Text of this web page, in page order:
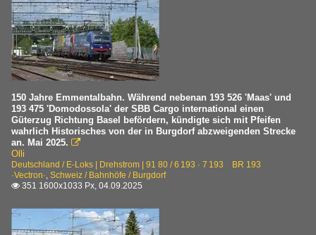
Sonderfahrten und Bahnfeste
2025 | 150 Jahre Emmentalbahn
7 528 RABe 528.2 ·BLS· Flirt 4 Mika Version S-Bahn
7 566 RBDe 566 ·BLS·CJ·EBT·RM·SMB·VHB· 'NPZ-
Triebzüge | ältere Bauart
ABDZe 4/6 · BCFZe 4/6 · BDe 4/6 ·BLS·BN·BSB·STB·
BDe 2/4 · CFe 2/4 ·EBT·VHB·RM·
BDe 4/4 · ABe 4/4 · BDe 536 ·BT·EBT ·SOB·VHB·
150 Jahre Emmentalbahn. Während nebenan 193 526 'Maas' und
193 475 'Domodossola' der SBB Cargo international einen
Güterzug Richtung Basel befördern, kündigte sich mit Pfeifen
wahrlich Historisches von der in Burgdorf abzweigenden Strecke
an. Mai 2025. 
Olli
Deutschland / E-Loks | Drehstrom | 91 80 / 6 193 · 7 193 BR 193
·Vectron·, Schweiz / Bahnhöfe / Burgdorf
 351 1600x1033 Px, 04.09.2025